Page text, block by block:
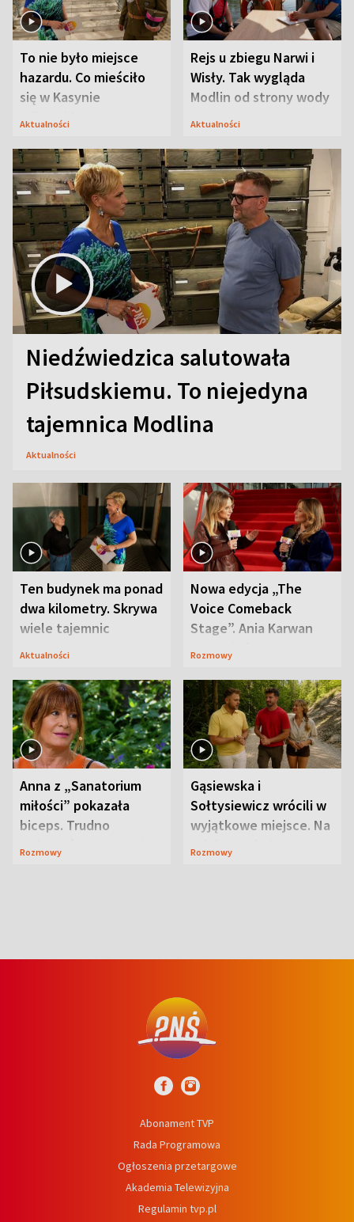
To nie było miejsce
hazardu. Co mieściło
się w Kasynie
Oficerskim?
Aktualności
Rejs u zbiegu Narwi i
Wisły. Tak wygląda
Modlin od strony wody
Aktualności
Niedźwiedzica salutowała
Piłsudskiemu. To niejedyna
tajemnica Modlina
Aktualności
Ten budynek ma ponad
dwa kilometry. Skrywa
wiele tajemnic
Aktualności
Nowa edycja „The
Voice Comeback
Stage”. Ania Karwan
zapowiada
Rozmowy
Anna z „Sanatorium
miłości” pokazała
biceps. Trudno
uwierzyć, co przeszła
Rozmowy
Gąsiewska i
Sołtysiewicz wrócili w
wyjątkowe miejsce. Na
szlaku czekał
Rozmowy
Abonament TVP
Rada Programowa
Ogłoszenia przetargowe
Akademia Telewizyjna
Regulamin tvp.pl